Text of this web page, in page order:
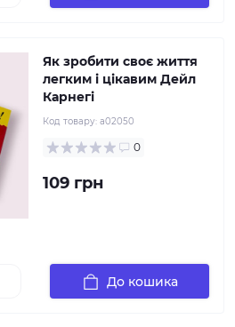
Як зробити своє життя
легким і цікавим Дейл
Карнегі
Код товару: a02050
0
109 грн
До кошика